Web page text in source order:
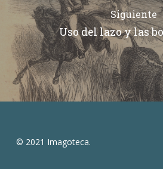
Siguiente
Uso del lazo y las
© 2021 Imagoteca.